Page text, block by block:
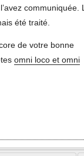
communiquée.
été traité.
de votre bonne
omni loco et omni